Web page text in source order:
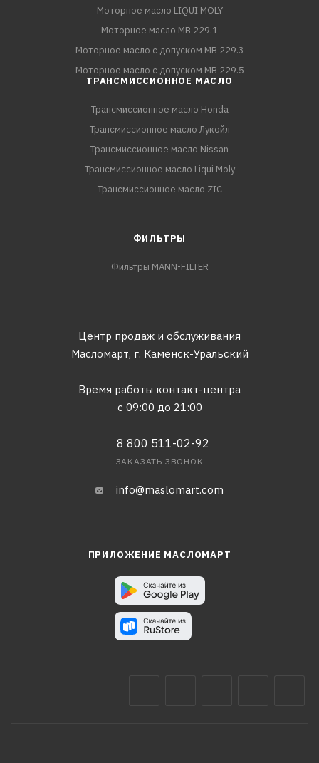
Моторное масло LIQUI MOLY
Моторное масло MB 229.1
Моторное масло с допуском MB 229.3
Моторное масло с допуском MB 229.5
ТРАНСМИССИОННОЕ МАСЛО
Трансмиссионное масло Honda
Трансмиссионное масло Лукойл
Трансмиссионное масло Nissan
Трансмиссионное масло Liqui Moly
Трансмиссионное масло ZIC
ФИЛЬТРЫ
Фильтры MANN-FILTER
Центр продаж и обслуживания
Масломарт, г. Каменск-Уральский
Время работы контакт-центра
с 09:00 до 21:00
8 800 511-02-92
ЗАКАЗАТЬ ЗВОНОК
info@maslomart.com
ПРИЛОЖЕНИЕ МАСЛОМАРТ